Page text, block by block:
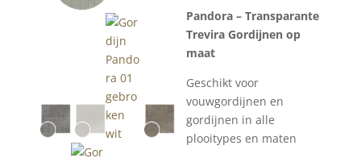
Pandora – Transparante
Trevira Gordijnen op
maat
Geschikt voor
vouwgordijnen en
gordijnen in alle
plooitypes en maten